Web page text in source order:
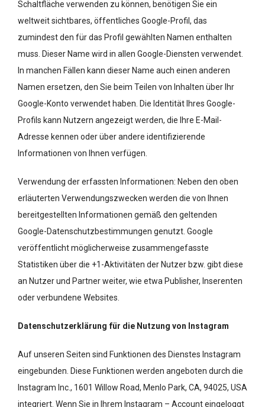
Schaltfläche verwenden zu können, benötigen Sie ein
weltweit sichtbares, öffentliches Google-Profil, das
zumindest den für das Profil gewählten Namen enthalten
muss. Dieser Name wird in allen Google-Diensten verwendet.
In manchen Fällen kann dieser Name auch einen anderen
Namen ersetzen, den Sie beim Teilen von Inhalten über Ihr
Google-Konto verwendet haben. Die Identität Ihres Google-
Profils kann Nutzern angezeigt werden, die Ihre E-Mail-
Adresse kennen oder über andere identifizierende
Informationen von Ihnen verfügen.
Verwendung der erfassten Informationen: Neben den oben
erläuterten Verwendungszwecken werden die von Ihnen
bereitgestellten Informationen gemäß den geltenden
Google-Datenschutzbestimmungen genutzt. Google
veröffentlicht möglicherweise zusammengefasste
Statistiken über die +1-Aktivitäten der Nutzer bzw. gibt diese
an Nutzer und Partner weiter, wie etwa Publisher, Inserenten
oder verbundene Websites.
Datenschutzerklärung für die Nutzung von Instagram
Auf unseren Seiten sind Funktionen des Dienstes Instagram
eingebunden. Diese Funktionen werden angeboten durch die
Instagram Inc., 1601 Willow Road, Menlo Park, CA, 94025, USA
integriert. Wenn Sie in Ihrem Instagram – Account eingeloggt